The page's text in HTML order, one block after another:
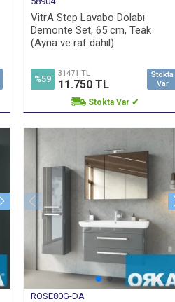
VitrA Step Lavabo Dolabı
Demonte Set, 65 cm, Teak
(Ayna ve raf dahil)
%59
Stokta
Var
31471 TL
11.750 TL
Stokta Var ✔
ROSE80G-DA